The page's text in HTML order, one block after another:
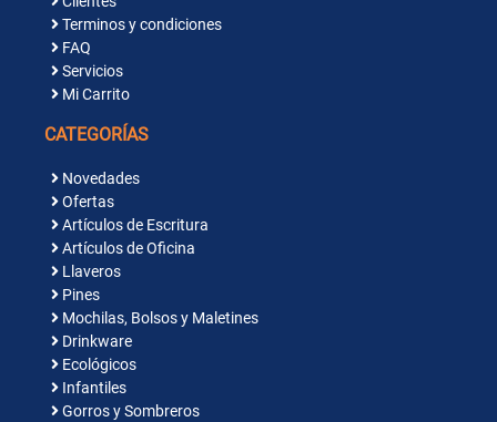
Terminos y condiciones
FAQ
Servicios
Mi Carrito
CATEGORÍAS
Novedades
Ofertas
Artículos de Escritura
Artículos de Oficina
Llaveros
Pines
Mochilas, Bolsos y Maletines
Drinkware
Ecológicos
Infantiles
Gorros y Sombreros